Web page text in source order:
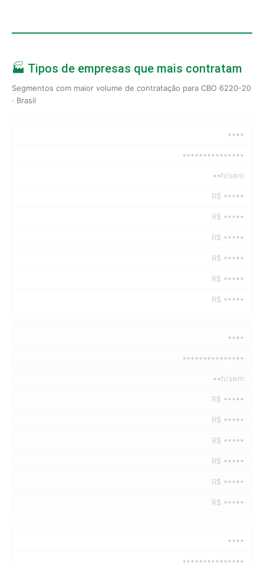
🏭 Tipos de empresas que mais contratam
Segmentos com maior volume de contratação para CBO 6220-20
· Brasil
••••
•••••••••••••••
••h/sem
R$ •••••
R$ •••••
R$ •••••
R$ •••••
R$ •••••
R$ •••••
••••
•••••••••••••••
••h/sem
R$ •••••
R$ •••••
R$ •••••
R$ •••••
R$ •••••
R$ •••••
••••
•••••••••••••••